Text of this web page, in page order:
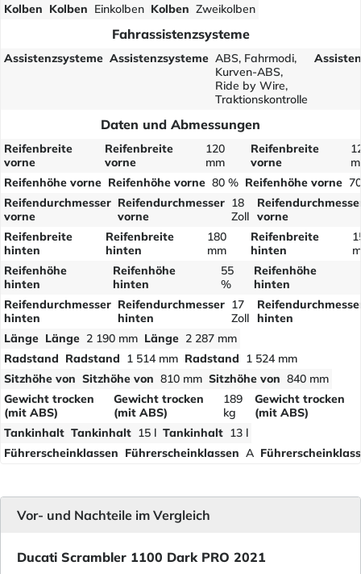
Kolben Kolben Einkolben Kolben Zweikolben
Fahrassistenzsysteme
Assistenzsysteme Assistenzsysteme ABS, Fahrmodi,
Kurven-ABS,
Ride by Wire,
Traktionskontrolle
Daten und Abmessungen
Reifenbreite
vorne
Reifenbreite
vorne
120
mm
Reifenbreite
vorne
Reifenhöhe vorne Reifenhöhe vorne 80 % Reifenhöhe vorne
Reifendurchmesser
vorne
Reifendurchmesser
vorne
18
Zoll vorne
Reifenbreite
hinten
Reifenbreite
hinten
180
mm
Reifenbreite
hinten
Reifenhöhe
hinten
Reifenhöhe
hinten
55
%
Reifenhöhe
hinten
Reifendurchmesser
hinten
Reifendurchmesser
hinten
17
Zoll hinten
Länge Länge 2 190 mm Länge 2 287 mm
Radstand Radstand 1 514 mm Radstand 1 524 mm
Sitzhöhe von Sitzhöhe von 810 mm Sitzhöhe von 840 mm
Gewicht trocken
(mit ABS)
Gewicht trocken
(mit ABS)
189
kg
Gewicht trocken
(mit ABS)
Tankinhalt Tankinhalt 15 l Tankinhalt 13 l
Führerscheinklassen Führerscheinklassen A
Vor- und Nachteile im Vergleich
Ducati Scrambler 1100 Dark PRO 2021